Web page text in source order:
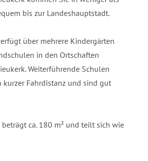
bis zur Landeshauptstadt.
über mehrere Kindergärten
in den Ortschaften
Weiterführende Schulen
kurzer Fahrdistanz und sind gut
beträgt ca. 180 m² und teilt sich wie